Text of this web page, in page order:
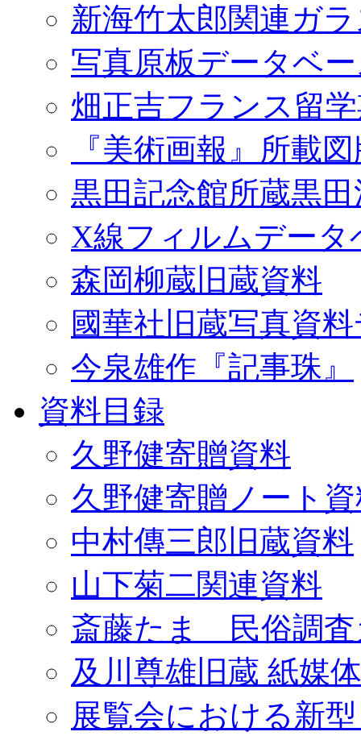
新海竹太郎関連ガ
写真原板データベ
畑正吉フランス留
『美術画報』所載
黒田記念館所蔵黒
X線フィルムデータ
森岡柳蔵旧蔵資料
國華社旧蔵写真資
今泉雄作『記事珠』
資料目録
久野健寄贈資料
久野健寄贈ノート
中村傳三郎旧蔵資料
山下菊二関連資料
斎藤たま 民俗調査
及川尊雄旧蔵 紙媒
展覧会における新